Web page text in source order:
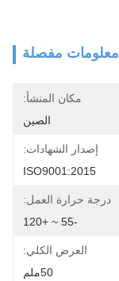
معلومات مفصلة
مكان المنشأ:
الصين
إصدار الشهادات:
ISO9001:2015
درجة حرارة العمل:
العرض الكلي:
50ملم